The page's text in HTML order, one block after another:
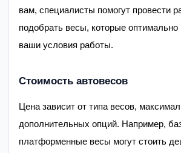
вам, специалисты помогут провести
подобрать весы, которые оптимально
ваши условия работы.
Стоимость автовесов
Цена зависит от типа весов,
дополнительных опций. Например,
платформенные весы могут стоить